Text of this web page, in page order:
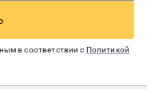
в соответствии с Политикой